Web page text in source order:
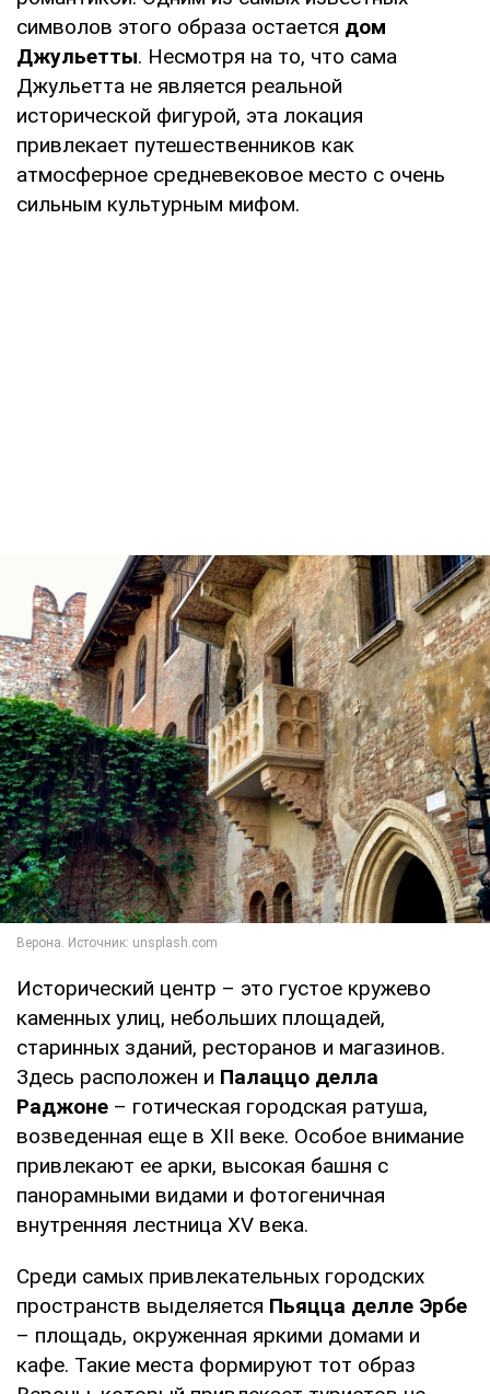
символов этого образа остается дом
Джульетты. Несмотря на то, что сама
Джульетта не является реальной
исторической фигурой, эта локация
привлекает путешественников как
атмосферное средневековое место с очень
сильным культурным мифом.
Исторический центр – это густое кружево
каменных улиц, небольших площадей,
старинных зданий, ресторанов и магазинов.
Здесь расположен и Палаццо делла
Раджоне – готическая городская ратуша,
возведенная еще в XII веке. Особое внимание
привлекают ее арки, высокая башня с
панорамными видами и фотогеничная
внутренняя лестница XV века.
Среди самых привлекательных городских
пространств выделяется Пьяцца делле Эрбе
– площадь, окруженная яркими домами и
кафе. Такие места формируют тот образ